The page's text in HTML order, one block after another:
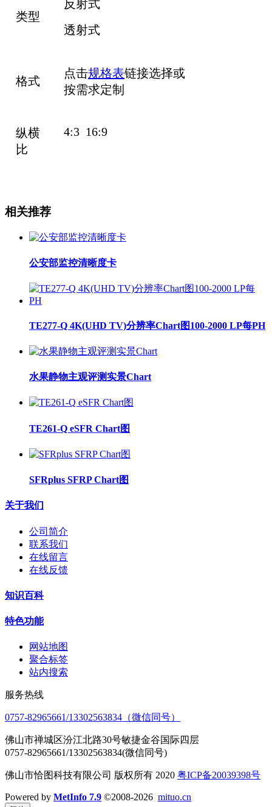
类型
反射式
透射式
格式
点击规格表链接选择或
按需求定制
纵横
比
4:3 16:9
相关推荐
公安部监控清晰度卡
TE277-Q 4K(UHD TV)分辨率Chart图100-2000 LP每PH
水果静物主观评测实景Chart
TE261-Q eSFR Chart图
SFRplus SFRP Chart图
关于我们
公司简介
联系我们
在线留言
在线反馈
知识百科
特色功能
网站地图
聚合标签
站内搜索
服务热线
0757-82965661/13302563834（微信同号）
佛山市禅城区汾江北路30号敏捷金谷国际四层
0757-82965661/13302563834(微信同号)
佛山市恰图科技有限公司 版权所有 2020 粤ICP备20039398号
Powered by MetInfo 7.9 ©2008-2026 mituo.cn